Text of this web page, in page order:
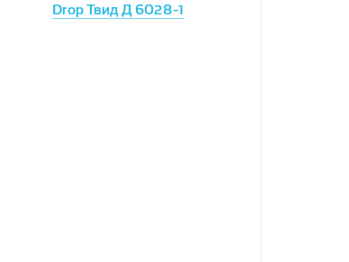
Drop Твид Д 6028-1